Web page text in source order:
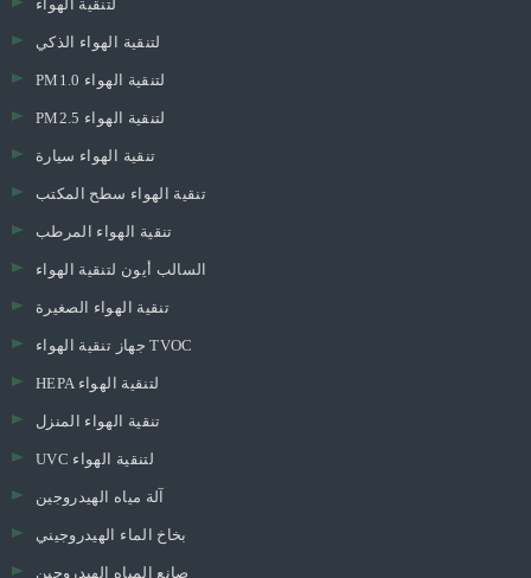
لتنقية الهواء
لتنقية الهواء الذكي
PM1.0 لتنقية الهواء
PM2.5 لتنقية الهواء
تنقية الهواء سيارة
تنقية الهواء سطح المكتب
تنقية الهواء المرطب
السالب أيون لتنقية الهواء
تنقية الهواء الصغيرة
جهاز تنقية الهواء TVOC
HEPA لتنقية الهواء
تنقية الهواء المنزل
UVC لتنقية الهواء
آلة مياه الهيدروجين
بخاخ الماء الهيدروجيني
صانع المياه الهيدروجين